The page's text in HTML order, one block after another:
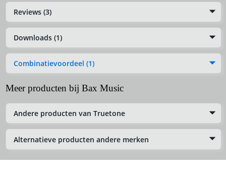
Reviews (3)
Downloads (1)
Combinatievoordeel (1)
Meer producten bij Bax Music
Andere producten van Truetone
Alternatieve producten andere merken